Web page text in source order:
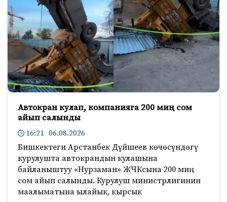
Автокран кулап, компанияга 200 миң сом
айып салынды
16:21 06.08.2026
Бишкектеги Арстанбек Дүйшеев көчөсүндөгү
курулушта автокрандын кулашына
байланыштуу «Нурзаман» ЖЧКсына 200 миң
сом айып салынды. Курулуш министрлигинин
маалыматына ылайык, кырсык